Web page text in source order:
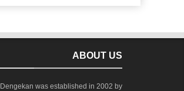
ABOUT US
Dengekan was established in 2002 by